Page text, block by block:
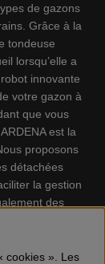
de gazons
Grâce à la
tondeuse
lorsqu’elle a
innovante
votre gazon à
que vous
est la
proposons
détachées
la gestion
des
Taille haies,
Nettoyeurs
cookies ». Les